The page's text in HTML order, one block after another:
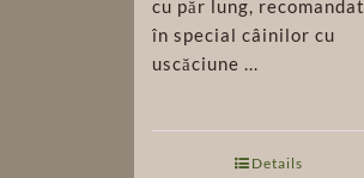
cu păr lung, recomandat
în special câinilor cu
uscăciune ...
Details